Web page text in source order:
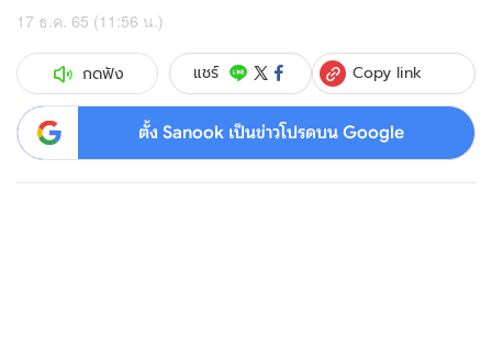
17 ธ.ค. 65 (11:56 น.)
กดฟัง แชร์ Copy link
ตั้ง Sanook เป็นข่าวโปรดบน Google